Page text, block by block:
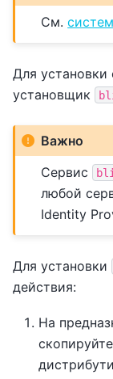
См.
Для установки
установщик
Важно
Сервис
любой
Identity
Для установки
действия:
На